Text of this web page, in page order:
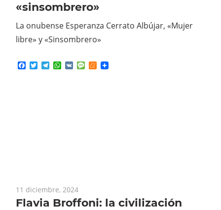
«sinsombrero»
La onubense Esperanza Cerrato Albújar, «Mujer
libre» y «Sinsombrero»
Facebook
TwitterTelegram
WhatsApp
VK MessageMeneame
11 diciembre, 2024
Flavia Broffoni: la civilización